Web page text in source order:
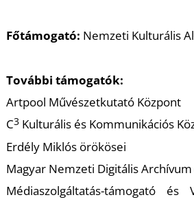
Főtámogató: Nemzeti Kulturális
További támogatók:
Artpool Művészetkutató Központ
C3Kulturális és Kommunikációs
Erdély Miklós örökösei
Magyar Nemzeti Digitális
Médiaszolgáltatás-támogató és